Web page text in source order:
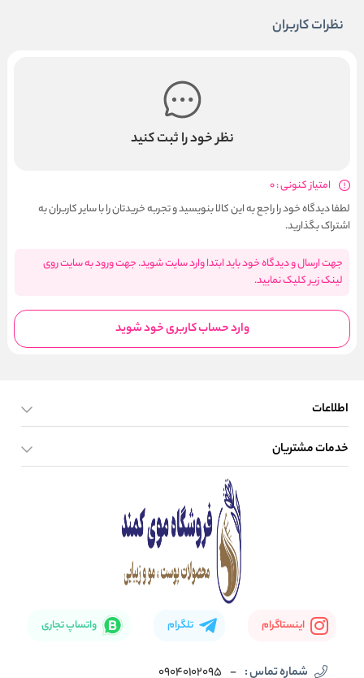
نظرات کاربران
نظر خود را ثبت کنید
امتیاز کنونی : 0
لطفا دیدگاه خود را راجع به این کالا بنویسید و تجربه خریدتان را با سایر کاربران به
اشتراک بگذارید.
جهت ارسال و دیدگاه خود باید ابتدا وارد سایت شوید. جهت ورود به سایت روی
لینک زیر کلیک نمایید.
وارد حساب کاربری خود شوید
اطلاعات
صفحه اصلی
خدمات مشتریان
اینستاگرام تلگرام واتساپ تجاری
شماره تماس : -
09040102095